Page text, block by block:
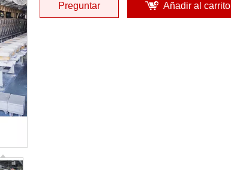
Preguntar Añadir al carrito